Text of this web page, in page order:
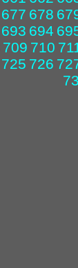
677 678
693 694
709 710
725 726